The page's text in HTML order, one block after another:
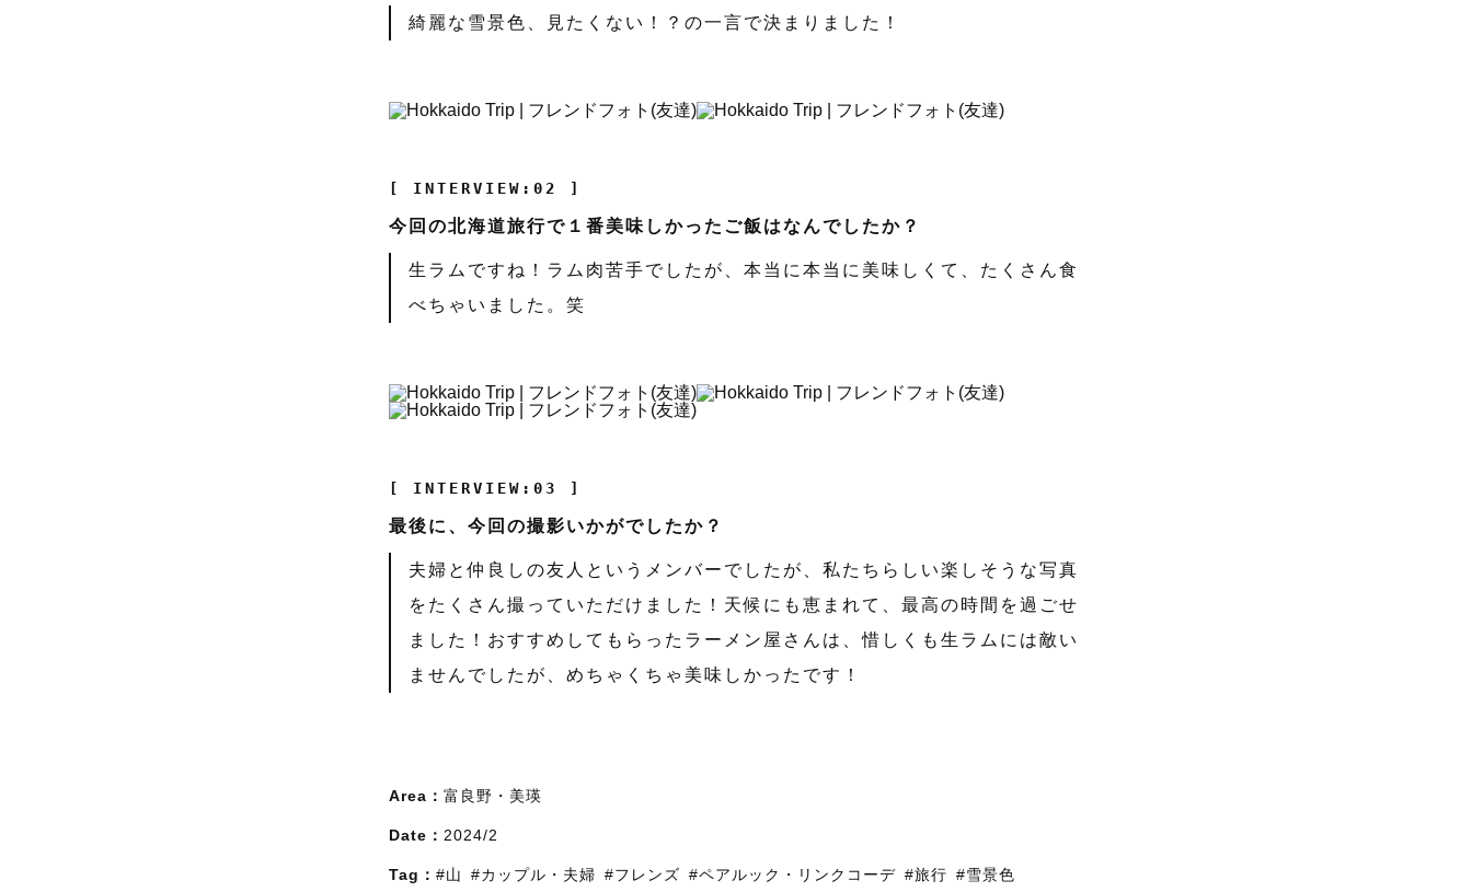
綺麗な雪景色、見たくない！？の一言で決まりました！
[ INTERVIEW:02 ]
今回の北海道旅行で１番美味しかったご飯はなんでしたか？
生ラムですね！ラム肉苦手でしたが、本当に本当に美味しくて、たくさん食
べちゃいました。笑
[ INTERVIEW:03 ]
最後に、今回の撮影いかがでしたか？
夫婦と仲良しの友人というメンバーでしたが、私たちらしい楽しそうな写真
をたくさん撮っていただけました！天候にも恵まれて、最高の時間を過ごせ
ました！おすすめしてもらったラーメン屋さんは、惜しくも生ラムには敵い
ませんでしたが、めちゃくちゃ美味しかったです！
Area： 富良野・美瑛
Date： 2024/2
Tag： #山 #カップル・夫婦 #フレンズ #ペアルック・リンクコーデ #旅行 #雪景色